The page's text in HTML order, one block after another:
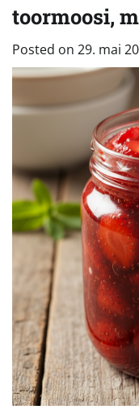
toormoosi,
Posted on 29. mai